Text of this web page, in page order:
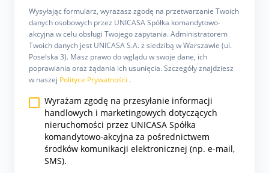
Wysyłając formularz, wyrażasz zgodę na przetwarzanie Twoich
danych osobowych przez UNICASA Spółka komandytowo-
akcyjna w celu obsługi Twojego zapytania. Administratorem
Twoich danych jest UNICASA S.A. z siedzibą w Warszawie (ul.
Poselska 3). Masz prawo do wglądu w swoje dane, ich
poprawiania oraz żądania ich usunięcia. Szczegóły znajdziesz
w naszej Polityce Prywatności .
Wyrażam zgodę na przesyłanie informacji
handlowych i marketingowych dotyczących
nieruchomości przez UNICASA Spółka
komandytowo-akcyjna za pośrednictwem
środków komunikacji elektronicznej (np. e-mail,
SMS).